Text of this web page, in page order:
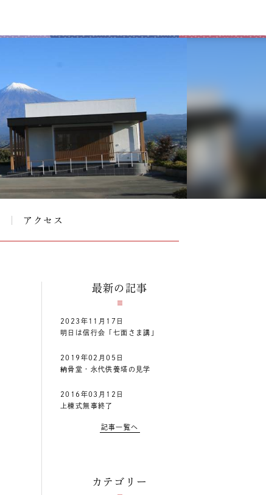
アクセス
最新の記事
2023年11月17日
明日は信行会「七面さま講」
2019年02月05日
納骨堂・永代供養塔の見学
2016年03月12日
上棟式無事終了
記事一覧へ
カテゴリー